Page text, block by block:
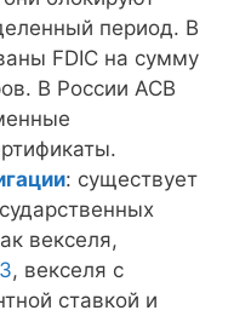
период. В
FDIC на сумму
В России АСВ
: существует
векселя,
, векселя с
ставкой и